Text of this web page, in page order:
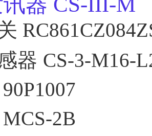
器 CS-3-M16-
90P1007
MCS-2B